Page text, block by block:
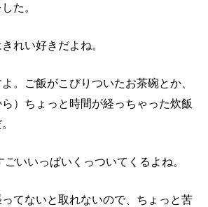
た。
れい好きだよね。
。ご飯がこびりついたお茶碗とか、
ら）ちょっと時間が経っちゃった炊飯
いいっぱいくっついてくるよね。
てないと取れないので、ちょっと苦